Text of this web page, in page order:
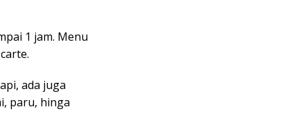
1 jam. Menu
ada juga
paru, hinga